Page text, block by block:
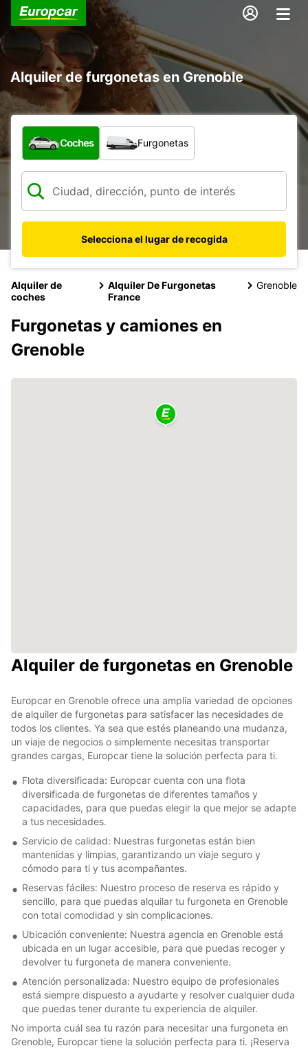
Alquiler de furgonetas en Grenoble
¿Qué tipo de vehículo?
Coches Furgonetas
Selecciona el lugar de recogida
Alquiler de
coches
Alquiler De Furgonetas
France
Grenoble
Furgonetas y camiones en
Grenoble
Alquiler de furgonetas en Grenoble
Europcar en Grenoble ofrece una amplia variedad de opciones
de alquiler de furgonetas para satisfacer las necesidades de
todos los clientes. Ya sea que estés planeando una mudanza,
un viaje de negocios o simplemente necesitas transportar
grandes cargas, Europcar tiene la solución perfecta para ti.
Flota diversificada: Europcar cuenta con una flota
diversificada de furgonetas de diferentes tamaños y
capacidades, para que puedas elegir la que mejor se adapte
a tus necesidades.
Servicio de calidad: Nuestras furgonetas están bien
mantenidas y limpias, garantizando un viaje seguro y
cómodo para ti y tus acompañantes.
Reservas fáciles: Nuestro proceso de reserva es rápido y
sencillo, para que puedas alquilar tu furgoneta en Grenoble
con total comodidad y sin complicaciones.
Ubicación conveniente: Nuestra agencia en Grenoble está
ubicada en un lugar accesible, para que puedas recoger y
devolver tu furgoneta de manera conveniente.
Atención personalizada: Nuestro equipo de profesionales
está siempre dispuesto a ayudarte y resolver cualquier duda
que puedas tener durante tu experiencia de alquiler.
No importa cuál sea tu razón para necesitar una furgoneta en
Grenoble, Europcar tiene la solución perfecta para ti. ¡Reserva